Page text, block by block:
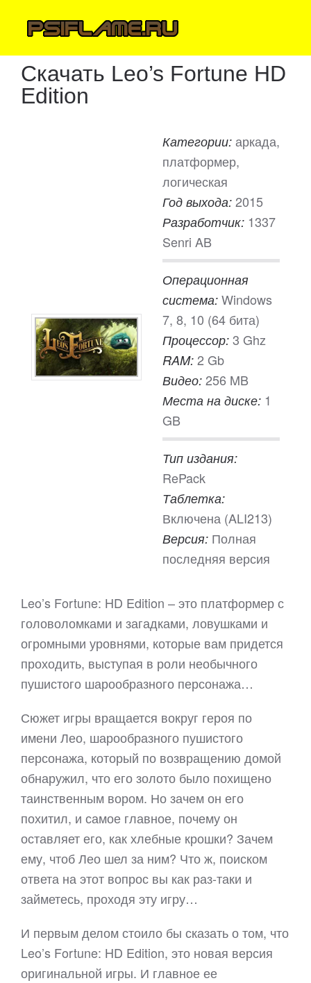
Скачать Leo’s Fortune HD
Edition
Категории: аркада,
платформер,
логическая
Год выхода: 2015
Разработчик: 1337
Senri AB
Операционная
система: Windows
7, 8, 10 (64 бита)
Процессор: 3 Ghz
RAM: 2 Gb
Видео: 256 MB
Места на диске: 1
GB
Тип издания:
RePack
Таблетка:
Включена (ALI213)
Версия: Полная
последняя версия
Leo’s Fortune: HD Edition – это платформер с
головоломками и загадками, ловушками и
огромными уровнями, которые вам придется
проходить, выступая в роли необычного
пушистого шарообразного персонажа…
Сюжет игры вращается вокруг героя по
имени Лео, шарообразного пушистого
персонажа, который по возвращению домой
обнаружил, что его золото было похищено
таинственным вором. Но зачем он его
похитил, и самое главное, почему он
оставляет его, как хлебные крошки? Зачем
ему, чтоб Лео шел за ним? Что ж, поиском
ответа на этот вопрос вы как раз-таки и
займетесь, проходя эту игру…
И первым делом стоило бы сказать о том, что
Leo’s Fortune: HD Edition, это новая версия
оригинальной игры. И главное ее